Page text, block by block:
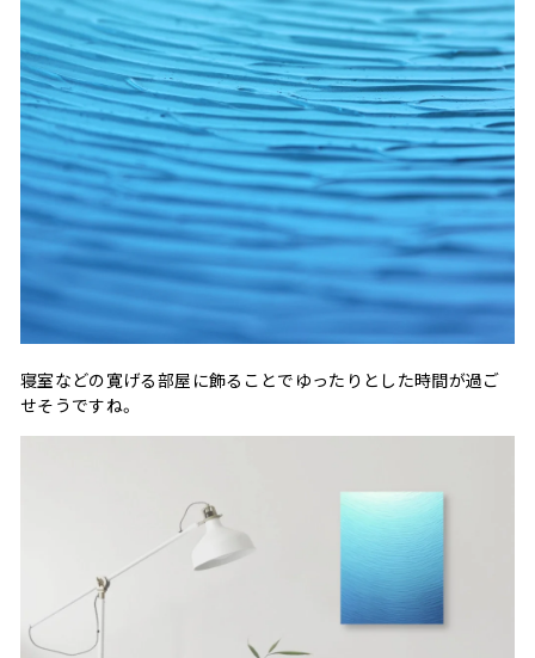
寝室などの寛げる部屋に飾ることでゆったりとした時間が過ご
せそうですね。